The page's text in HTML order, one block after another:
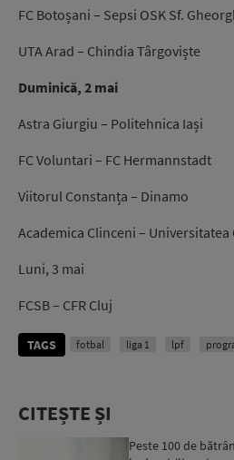
FC Botoșani – Sepsi OSK Sf.
UTA Arad – Chindia Târgoviște
Duminică, 2 mai
Astra Giurgiu – Politehnica Iași
FC Voluntari – FC Hermannstadt
Viitorul Constanța – Dinamo
Academica Clinceni – Universitatea
Luni, 3 mai
FCSB – CFR Cluj
TAGS fotbal liga 1 lpf
CITEȘTE ȘI
Peste 100 de